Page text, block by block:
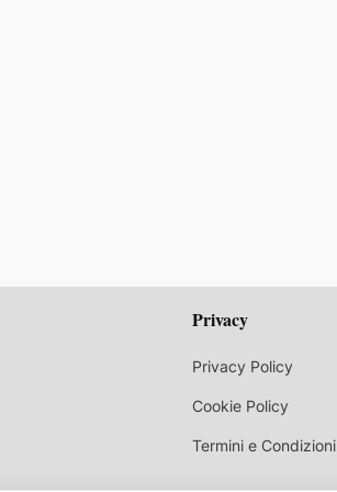
Privacy
Privacy Policy
Cookie Policy
Termini e Condizioni